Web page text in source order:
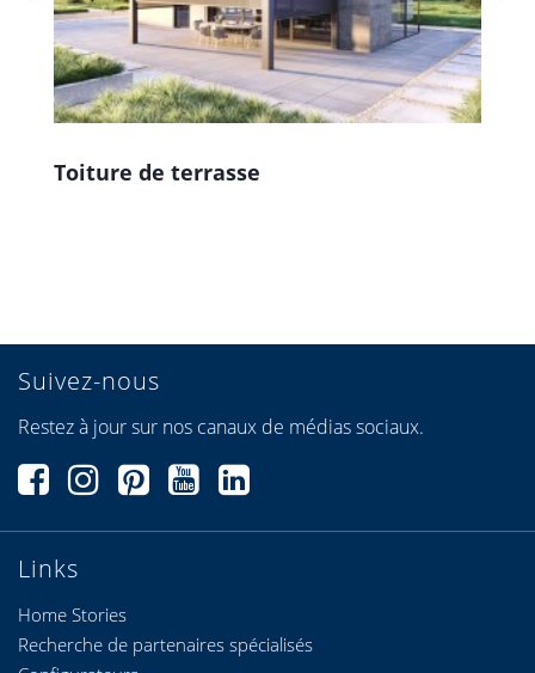
Toiture de terrasse
Links
Home Stories
Recherche de partenaires spécialisés
Suivez-nous
Restez à jour sur nos canaux de médias sociaux.